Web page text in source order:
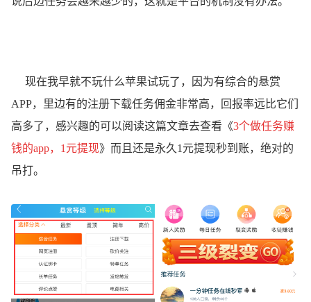
现在我早就不玩什么苹果试玩了，因为有综合的悬赏
APP，里边有的注册下载任务佣金非常高，回报率远比它们
高多了，感兴趣的可以阅读这篇文章去查看《3个做任务赚
钱的app，1元提现》而且还是永久1元提现秒到账，绝对的
吊打。